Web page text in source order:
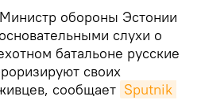
Министр обороны Эстонии
слухи о
батальоне русские
своих
сообщает Sputnik